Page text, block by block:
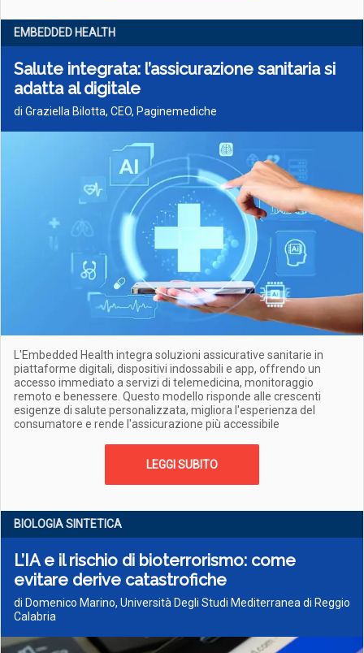
EMBEDDED HEALTH
Salute integrata: l’assicurazione sanitaria si
adatta al digitale
di Graziella Bilotta, CEO, Paginemediche
L'Embedded Health integra soluzioni assicurative sanitarie in
piattaforme digitali, dispositivi indossabili e app, offrendo un
accesso immediato a servizi di telemedicina, monitoraggio
remoto e benessere. Questo modello risponde alle crescenti
esigenze di salute personalizzata, migliora l'esperienza del
consumatore e rende l'assicurazione più accessibile
LEGGI SUBITO
BIOLOGIA SINTETICA
L’IA e il rischio di bioterrorismo: come
evitare derive catastrofiche
di Domenico Marino, Università Degli Studi Mediterranea di Reggio
Calabria